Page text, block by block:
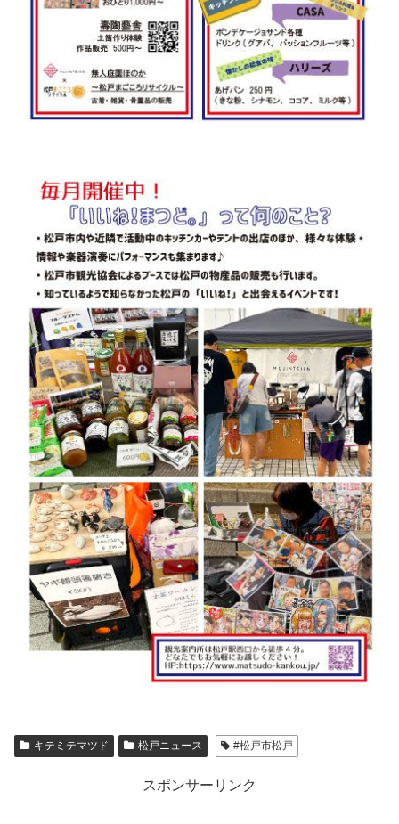
キテミテマツド 松戸ニュース #松戸市松戸
スポンサーリンク